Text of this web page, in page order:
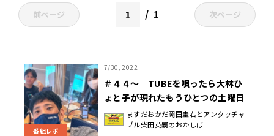
前ページ 1 次ページ
番組レポ
7/30, 2022
＃４４～ TUBEを唄ったら大林ひ
ょと子が現れたもうひとつの土曜日
ますだおかだ岡田圭右とアンタッチャ
ブル柴田英嗣のおかしば